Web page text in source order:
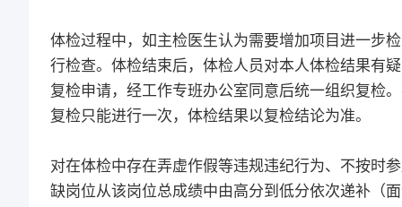
体检过程中，如主检医生认为需要增加项目进一步
行检查。体检结束后，体检人员对本人体检结果有
复检申请，经工作专班办公室同意后统一组织复检
复检只能进行一次，体检结果以复检结论为准。
对在体检中存在弄虚作假等违规违纪行为、不按时
缺岗位从该岗位总成绩中由高分到低分依次递补（